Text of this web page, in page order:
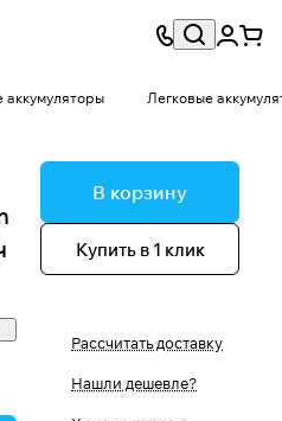
аккумуляторы Легковые
В корзину
Купить в 1 клик
Рассчитать доставку
Нашли дешевле?